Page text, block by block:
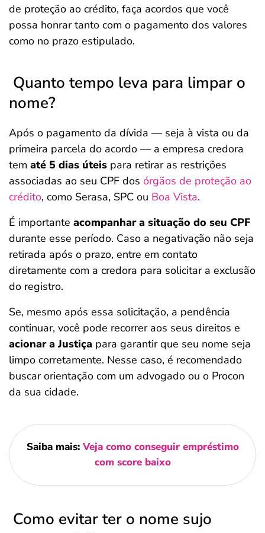
de proteção ao crédito, faça acordos que você
possa honrar tanto com o pagamento dos valores
como no prazo estipulado.
Quanto tempo leva para limpar o
nome?
Após o pagamento da dívida — seja à vista ou da
primeira parcela do acordo — a empresa credora
tem até 5 dias úteis para retirar as restrições
associadas ao seu CPF dos órgãos de proteção ao
crédito, como Serasa, SPC ou Boa Vista.
É importante acompanhar a situação do seu CPF
durante esse período. Caso a negativação não seja
retirada após o prazo, entre em contato
diretamente com a credora para solicitar a exclusão
do registro.
Se, mesmo após essa solicitação, a pendência
continuar, você pode recorrer aos seus direitos e
acionar a Justiça para garantir que seu nome seja
limpo corretamente. Nesse caso, é recomendado
buscar orientação com um advogado ou o Procon
da sua cidade.
Saiba mais: Veja como conseguir empréstimo
com score baixo
Como evitar ter o nome sujo